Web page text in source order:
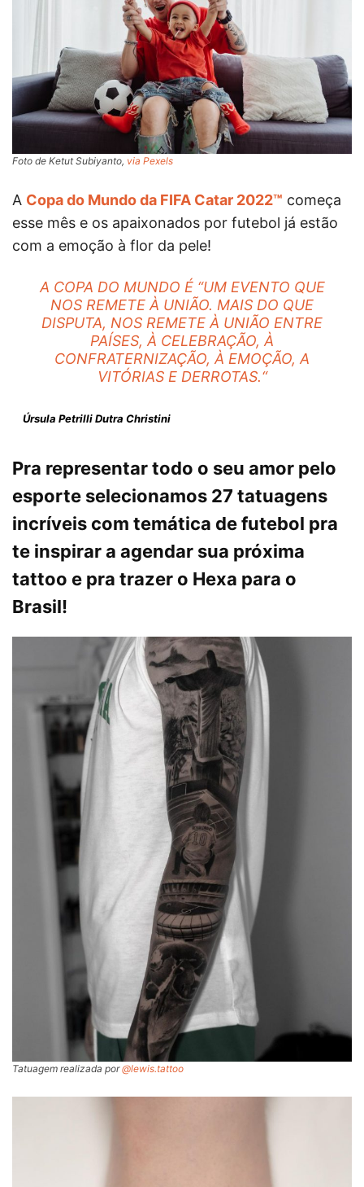
Foto de Ketut Subiyanto, via Pexels
A Copa do Mundo da FIFA Catar 2022™ começa
esse mês e os apaixonados por futebol já estão
com a emoção à flor da pele!
A COPA DO MUNDO É “UM EVENTO QUE
NOS REMETE À UNIÃO. MAIS DO QUE
DISPUTA, NOS REMETE À UNIÃO ENTRE
PAÍSES, À CELEBRAÇÃO, À
CONFRATERNIZAÇÃO, À EMOÇÃO, A
VITÓRIAS E DERROTAS.“
Úrsula Petrilli Dutra Christini
Pra representar todo o seu amor pelo
esporte selecionamos 27 tatuagens
incríveis com temática de futebol pra
te inspirar a agendar sua próxima
tattoo e pra trazer o Hexa para o
Brasil!
Tatuagem realizada por@lewis.tattoo